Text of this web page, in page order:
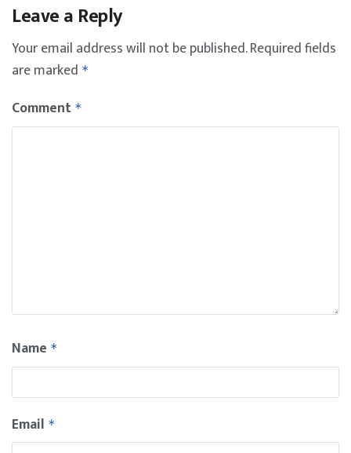
Leave a Reply
Your email address will not be published.Required fields
are marked *
Comment *
Name *
Email *